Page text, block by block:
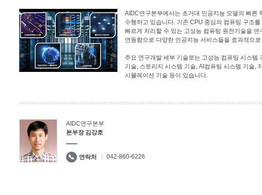
AIDC연구본부에서는 초거대 인공지능 모델의 빠른
수행하고 있습니다. 기존 CPU 중심의 컴퓨팅 구조
빠르게 처리할 수 있는 고성능 컴퓨팅 원천기술을
연동함으로 다양한 인공지능 서비스들을 효과적으
주요 연구개발 세부 기술로는 고성능 컴퓨팅 시스템
기술, 스토리지 시스템 기술, AI컴퓨팅 시스템 기술,
시뮬레이션 기술 등이 있습니다.
AIDC연구본부
본부장 김강호
연락처 042-860-6226